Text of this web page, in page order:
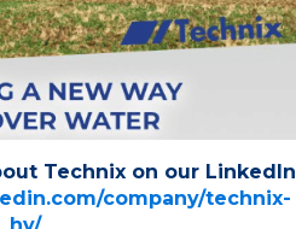
Technix on our LinkedIn
company/technix-